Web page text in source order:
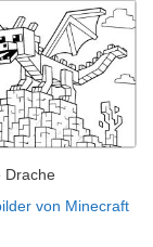
Drache
von Minecraft